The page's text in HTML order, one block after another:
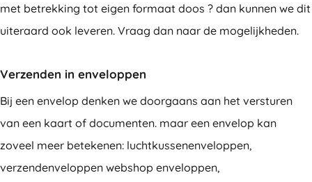
met betrekking tot eigen formaat doos ? dan kunnen we dit
uiteraard ook leveren. Vraag dan naar de mogelijkheden.
Verzenden in enveloppen
Bij een envelop denken we doorgaans aan het versturen
van een kaart of documenten. maar een envelop kan
zoveel meer betekenen: luchtkussenenveloppen,
verzendenveloppen webshop enveloppen,